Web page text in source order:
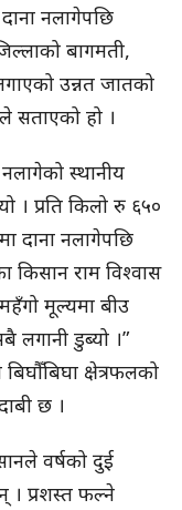
नलागेपछि
बागमती,
उन्नत जातको
सताएको हो ।
स्थानीय
। प्रति किलो रु ६५०
दाना नलागेपछि
किसान राम विश्वास
मूल्यमा बीउ
लगानी डुब्यो ।”
क्षेत्रफलको
छ ।
वर्षको दुई
। प्रशस्त फल्ने